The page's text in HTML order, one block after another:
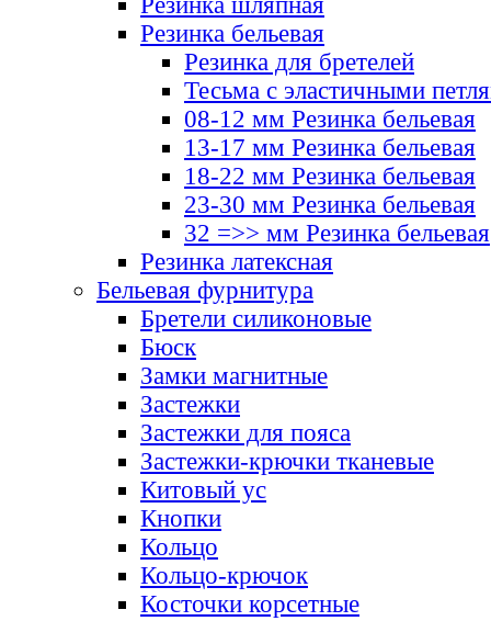
Резинка бельевая
Резинка для бретелей
Тесьма с эластичными
08-12 мм Резинка бельевая
13-17 мм Резинка бельевая
18-22 мм Резинка бельевая
23-30 мм Резинка бельевая
32 =>> мм Резинка бельевая
Резинка латексная
Бельевая фурнитура
Бретели силиконовые
Бюск
Замки магнитные
Застежки
Застежки для пояса
Застежки-крючки тканевые
Китовый ус
Кнопки
Кольцо
Кольцо-крючок
Косточки корсетные